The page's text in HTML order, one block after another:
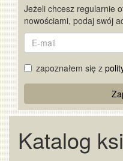
Jeżeli chcesz regularnie
nowościami, podaj swój
E-
mail
zapoznałem się z
Captcha
Katalog